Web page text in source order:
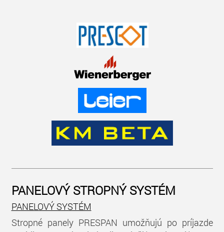
PANELOVÝ STROPNÝ SYSTÉM
PANELOVÝ SYSTÉM
Stropné panely PRESPAN umožňujú po príjazde